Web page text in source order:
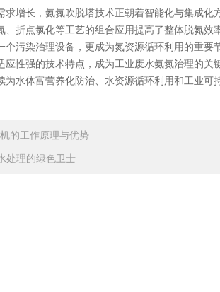
长，氨氮吹脱塔技术正朝着智能化与集成化
、折点氯化等工艺的组合应用提高了整体脱氮
污染治理设备，更成为氮资源循环利用的重要
强的技术特点，成为工业废水氨氮治理的关
为水体富营养化防治、水资源循环利用和工业
的工作原理与优势
处理的绿色卫士